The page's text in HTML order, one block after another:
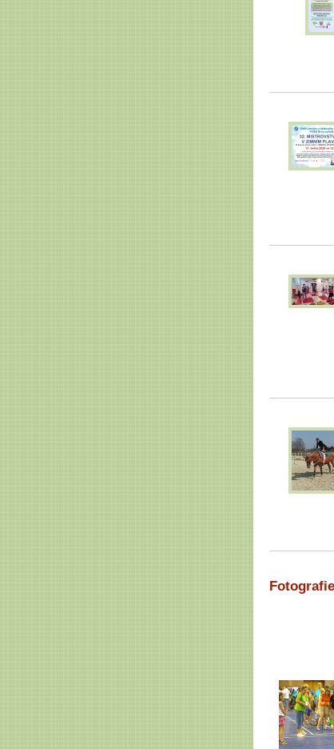
Fotografie